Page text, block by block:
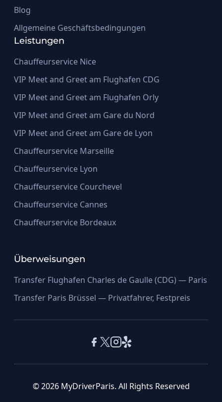
Blog
Allgemeine Geschäftsbedingungen
Leistungen
Chauffeurservice Nice
VIP Meet and Greet am Flughafen CDG
VIP Meet and Greet am Flughafen Orly
VIP Meet and Greet am Gare du Nord
VIP Meet and Greet am Gare de Lyon
Chauffeurservice Marseille
Chauffeurservice Lyon
Chauffeurservice Courchevel
Chauffeurservice Cannes
Chauffeurservice Bordeaux
Überweisungen
Transfer Flughafen Charles de Gaulle (CDG) — Paris
Transfer Paris Brüssel — Privatfahrer, Festpreis
© 2026 MyDriverParis. All Rights Reserved